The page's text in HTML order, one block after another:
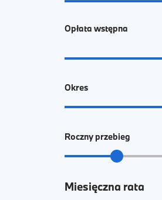
Opłata wstępna
Okres
Roczny przebieg
Miesięczna rata